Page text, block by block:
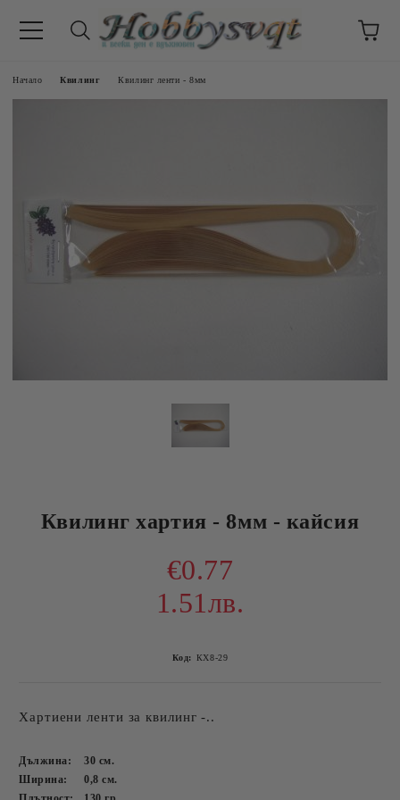
Начало Квилинг Квилинг ленти - 8мм
Квилинг хартия - 8мм - кайсия
€0.77
1.51лв.
Код: КХ8-29
Хартиени ленти за квилинг -..
Дължина: 30 см.
Ширина:
0,8см.